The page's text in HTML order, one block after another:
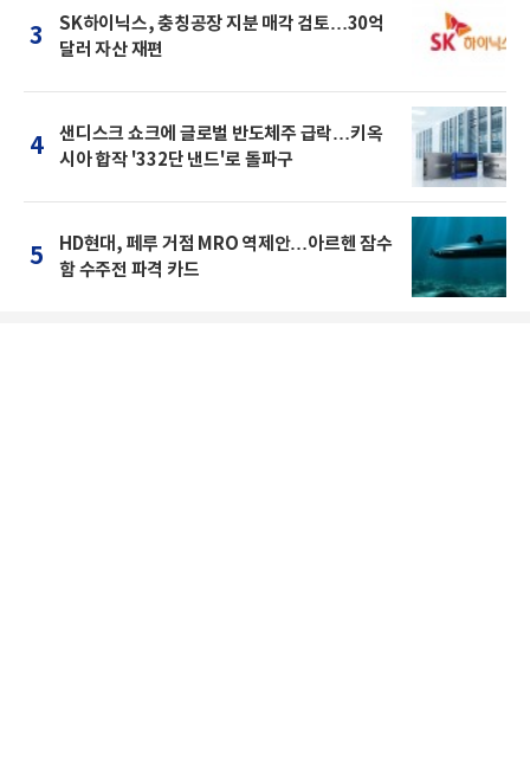
3
SK하이닉스, 충칭공장 지분 매각 검토…30억
달러 자산 재편
4
샌디스크 쇼크에 글로벌 반도체주 급락…키옥
시아 합작 '332단 낸드'로 돌파구
5
HD현대, 페루 거점 MRO 역제안…아르헨 잠수
함 수주전 파격 카드